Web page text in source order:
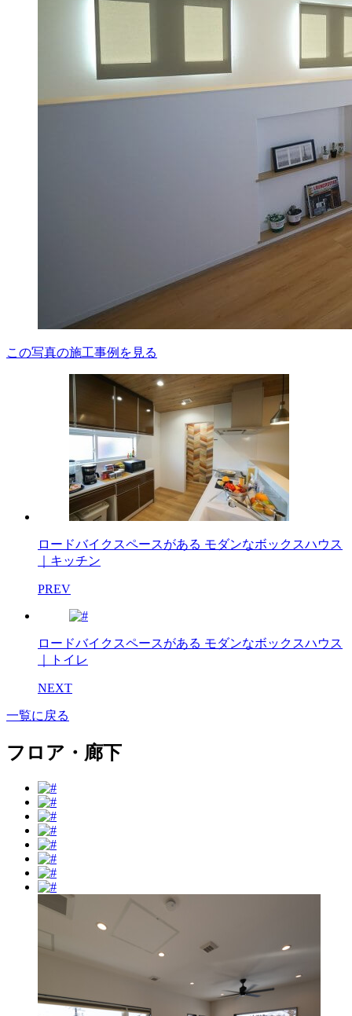
この写真の施工事例を見る
ロードバイクスペースがある モダンなボックスハウス
｜キッチン
PREV
ロードバイクスペースがある モダンなボックスハウス
｜トイレ
NEXT
一覧に戻る
フロア・廊下